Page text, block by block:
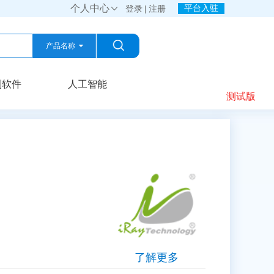
个人中心 登录 | 注册 平台入驻
产品名称
件
人工智能
测试版
了解更多